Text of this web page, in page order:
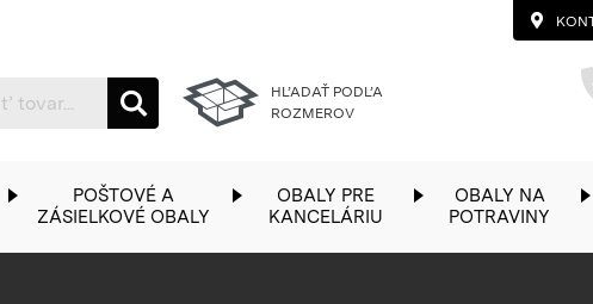
HĽADAŤ PODĽA
ROZMEROV
POŠTOVÉ A
ZÁSIELKOVÉ OBALY
OBALY PRE
KANCELÁRIU
OBALY NA
POTRAVINY